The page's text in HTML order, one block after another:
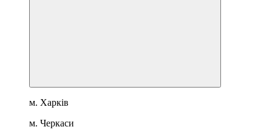
м. Харків
м. Черкаси